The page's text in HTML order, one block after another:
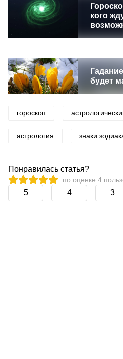
кого
будет
гороскоп
астрология знаки
Понравилась статья?
по оценке 4
5 4 3